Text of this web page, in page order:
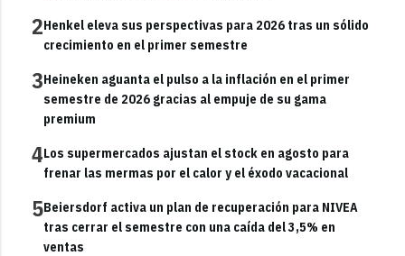
2Henkel eleva sus perspectivas para 2026 tras un sólido
crecimiento en el primer semestre
3Heineken aguanta el pulso a la inflación en el primer
semestre de 2026 gracias al empuje de su gama
premium
4Los supermercados ajustan el stock en agosto para
frenar las mermas por el calor y el éxodo vacacional
5Beiersdorf activa un plan de recuperación para NIVEA
tras cerrar el semestre con una caída del 3,5% en
ventas